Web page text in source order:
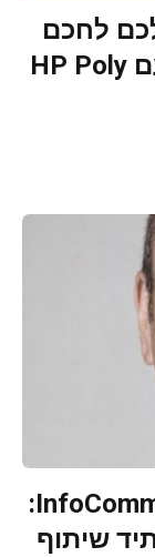
לחכם
באמת- מה אפשר לעשות עם HP Poly
מיקרוסופט על במת InfoComm 2026:
שיתוף